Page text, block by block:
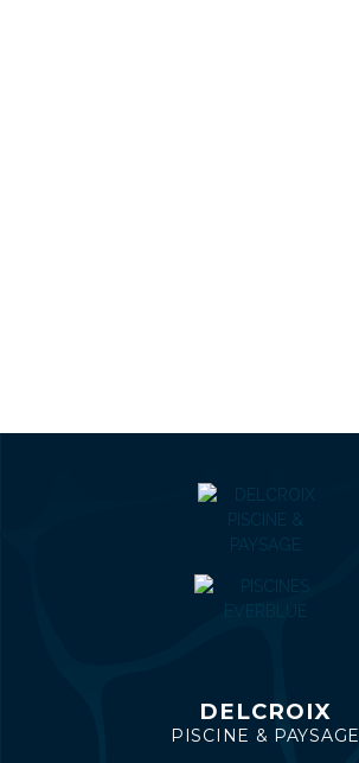
DELCROIX
PISCINE & PAYSAGE